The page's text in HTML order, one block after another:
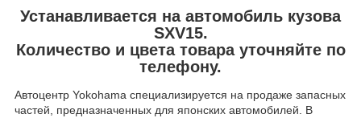
Устанавливается на автомобиль кузова
SXV15.
Количество и цвета товара уточняйте по
телефону.
Автоцентр Yokohama специализируется на продаже запасных
частей, предназначенных для японских автомобилей. В